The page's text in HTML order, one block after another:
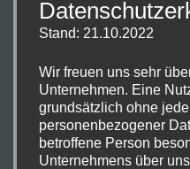
30. August
Es war die Hölle los !!!
dem Belmer
Verlängerung ankündigt.
an diesem Abend
Stand: 21.10.2022
Wir freuen uns sehr
Unternehmen. Eine
grundsätzlich ohne
personenbezogener
betroffene Person
Unternehmens über